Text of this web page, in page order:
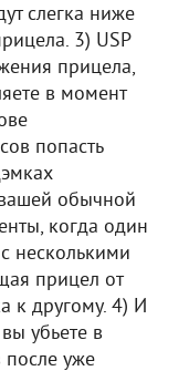
слегка ниже
3) USP
прицела,
в момент
попасть
обычной
когда один
несколькими
прицел от
к другому. 4) И
убьете в
после уже